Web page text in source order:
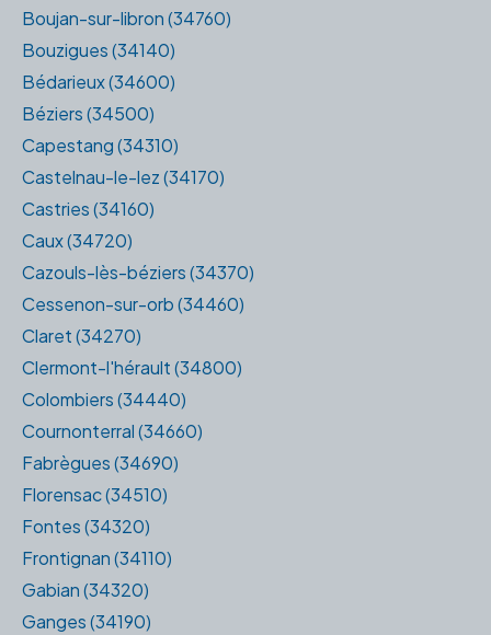
Boujan-sur-libron (34760)
Bouzigues (34140)
Bédarieux (34600)
Béziers (34500)
Capestang (34310)
Castelnau-le-lez (34170)
Castries (34160)
Caux (34720)
Cazouls-lès-béziers (34370)
Cessenon-sur-orb (34460)
Claret (34270)
Clermont-l'hérault (34800)
Colombiers (34440)
Cournonterral (34660)
Fabrègues (34690)
Florensac (34510)
Fontes (34320)
Frontignan (34110)
Gabian (34320)
Ganges (34190)